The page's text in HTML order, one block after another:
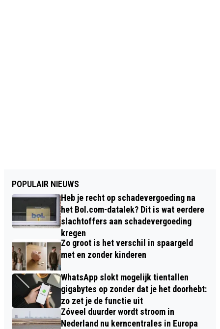
POPULAIR NIEUWS
Heb je recht op schadevergoeding na
het Bol.com-datalek? Dit is wat eerdere
slachtoffers aan schadevergoeding
kregen
Zo groot is het verschil in spaargeld
met en zonder kinderen
WhatsApp slokt mogelijk tientallen
gigabytes op zonder dat je het doorhebt:
zo zet je de functie uit
Zóveel duurder wordt stroom in
Nederland nu kerncentrales in Europa